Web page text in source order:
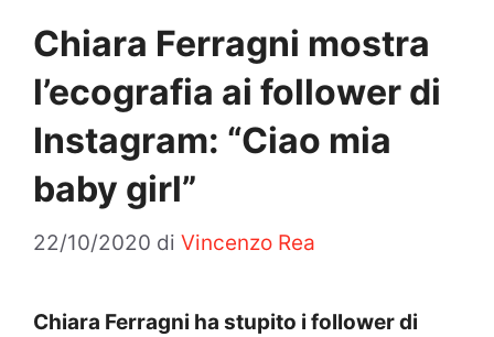
Chiara Ferragni mostra
l’ecografia ai follower di
Instagram: “Ciao mia
baby girl”
22/10/2020 di Vincenzo Rea
Chiara Ferragni ha stupito i follower di